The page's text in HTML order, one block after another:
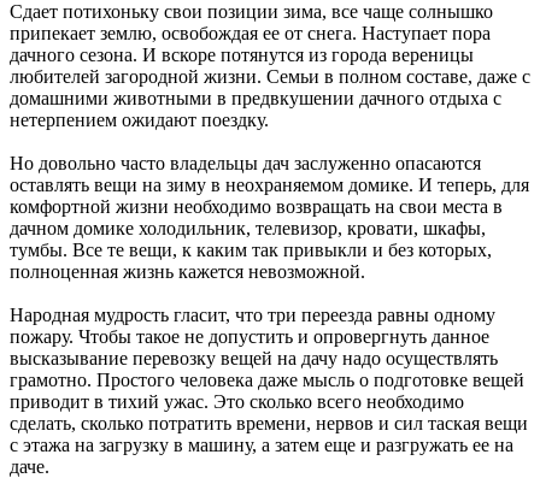
Сдает потихоньку свои позиции зима, все чаще солнышко
припекает землю, освобождая ее от снега. Наступает пора
дачного сезона. И вскоре потянутся из города вереницы
любителей загородной жизни. Семьи в полном составе, даже с
домашними животными в предвкушении дачного отдыха с
нетерпением ожидают поездку.
Но довольно часто владельцы дач заслуженно опасаются
оставлять вещи на зиму в неохраняемом домике. И теперь, для
комфортной жизни необходимо возвращать на свои места в
дачном домике холодильник, телевизор, кровати, шкафы,
тумбы. Все те вещи, к каким так привыкли и без которых,
полноценная жизнь кажется невозможной.
Народная мудрость гласит, что три переезда равны одному
пожару. Чтобы такое не допустить и опровергнуть данное
высказывание перевозку вещей на дачу надо осуществлять
грамотно. Простого человека даже мысль о подготовке вещей
приводит в тихий ужас. Это сколько всего необходимо
сделать, сколько потратить времени, нервов и сил таская вещи
с этажа на загрузку в машину, а затем еще и разгружать ее на
даче.